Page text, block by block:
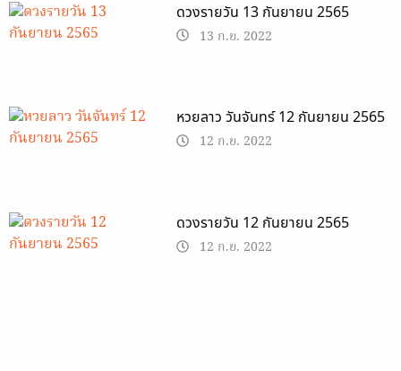
ดวงรายวัน 13 กันยายน 2565
13 ก.ย. 2022
หวยลาว วันจันทร์ 12 กันยายน 2565
12 ก.ย. 2022
ดวงรายวัน 12 กันยายน 2565
12 ก.ย. 2022